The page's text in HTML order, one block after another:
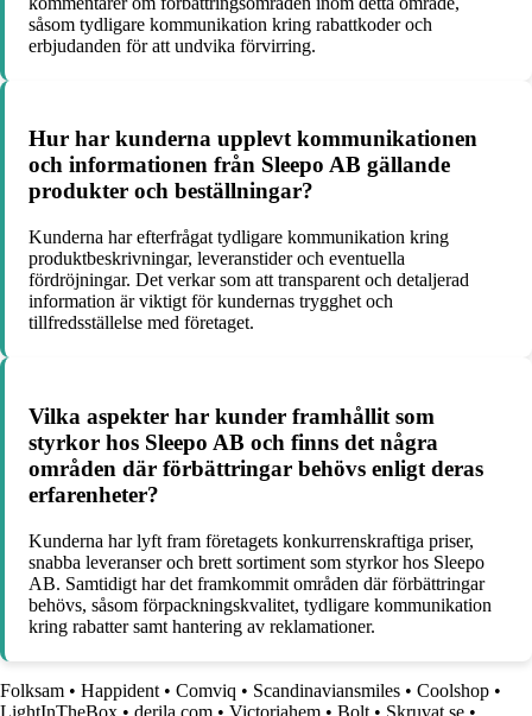
såsom tydligare kommunikation kring rabattkoder och
erbjudanden för att undvika förvirring.
Hur har kunderna upplevt kommunikationen
och informationen från Sleepo AB gällande
produkter och beställningar?
Kunderna har efterfrågat tydligare kommunikation kring
produktbeskrivningar, leveranstider och eventuella
fördröjningar. Det verkar som att transparent och detaljerad
information är viktigt för kundernas trygghet och
tillfredsställelse med företaget.
Vilka aspekter har kunder framhållit som
styrkor hos Sleepo AB och finns det några
områden där förbättringar behövs enligt deras
erfarenheter?
Kunderna har lyft fram företagets konkurrenskraftiga priser,
snabba leveranser och brett sortiment som styrkor hos Sleepo
AB. Samtidigt har det framkommit områden där förbättringar
behövs, såsom förpackningskvalitet, tydligare kommunikation
kring rabatter samt hantering av reklamationer.
Folksam • Happident • Comviq • Scandinaviansmiles • Coolshop •
LightInTheBox • derila.com • Victoriahem • Bolt • Skruvat.se •